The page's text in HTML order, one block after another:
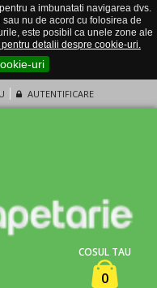
a imbunatati navigarea dvs.
nu de acord cu folosirea de
este posibil ca unele zone ale
detalii despre cookie-uri.
uri
AUTENTIFICARE
COSUL TAU
0